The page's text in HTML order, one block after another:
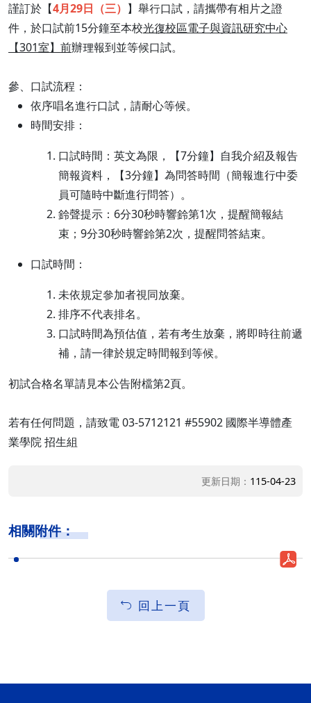
謹訂於【4月29日（三） 】舉行口試，請攜帶有相片之證
件，於口試前15分鐘至本校光復校區電子與資訊研究中心
【301室】前辦理報到並等候口試。
參、口試流程：
依序唱名進行口試，請耐心等候。
時間安排：
口試時間：英文為限，【7分鐘】自我介紹及報告
簡報資料，【3分鐘】為問答時間（簡報進行中委
員可隨時中斷進行問答）。
鈴聲提示：6分30秒時響鈴第1次，提醒簡報結
束；9分30秒時響鈴第2次，提醒問答結束。
口試時間：
未依規定參加者視同放棄。
排序不代表排名。
口試時間為預估值，若有考生放棄，將即時往前遞
補，請一律於規定時間報到等候。
初試合格名單請見本公告附檔第2頁。
若有任何問題，請致電 03-5712121 #55902 國際半導體產
業學院 招生組
更新日期： 115-04-23
相關附件：
回上一頁